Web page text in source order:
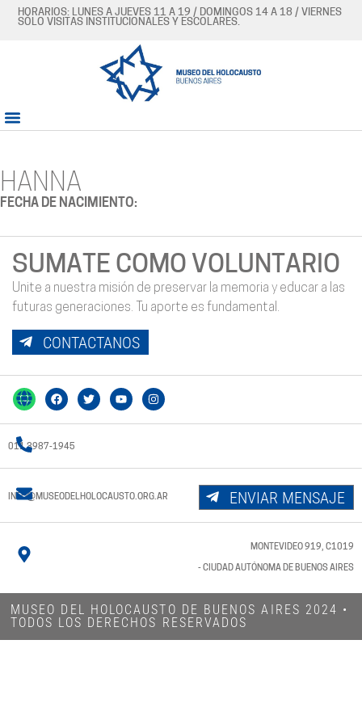
HORARIOS: LUNES A JUEVES 11 A 19 / DOMINGOS 14 A 18 / VIERNES
SÓLO VISITAS INSTITUCIONALES Y ESCOLARES.
HANNA
FECHA DE NACIMIENTO:
SUMATE COMO VOLUNTARIO
Unite a nuestra misión de preservar la memoria y educar a las
futuras generaciones. Tu aporte es fundamental.
CONTACTANOS
011 3987-1945
INFO@MUSEODELHOLOCAUSTO.ORG.AR ENVIAR MENSAJE
MONTEVIDEO 919, C1019
- CIUDAD AUTÓNOMA DE BUENOS AIRES
MUSEO DEL HOLOCAUSTO DE BUENOS AIRES 2024​ •
TODOS LOS DERECHOS RESERVADOS